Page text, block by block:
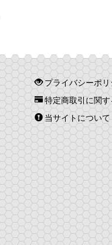
プライバシーポ
特定商取引に関
当サイトについて